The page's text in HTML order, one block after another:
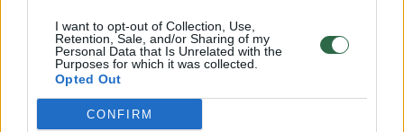
I want to opt-out of Collection, Use,
Retention, Sale, and/or Sharing of my
Personal Data that Is Unrelated with the
Purposes for which it was collected.
Opted Out
CONFIRM
Avarija Vilniuje: į stotelę įsirėžęs automobilis sužalojo
dvi moteris
Žinios | Lietuvos diena